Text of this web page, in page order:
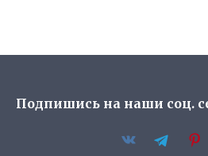
Подпишись на наши соц.